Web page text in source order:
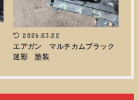
2026.03.22
エアガン マルチカムブラック
迷彩 塗装